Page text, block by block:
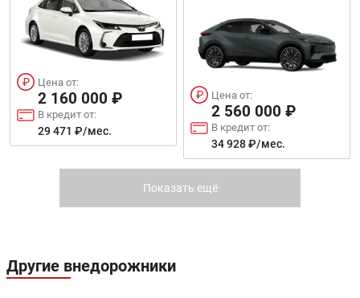
Цена от:
2 160 000 ₽
В кредит от:
29 471 ₽/мес.
Цена от:
2 560 000 ₽
В кредит от:
34 928 ₽/мес.
C-HR
Показать ещё
Другие внедорожники